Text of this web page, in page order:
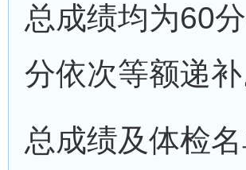
总成绩均为60
分依次等额递补
总成绩及体检